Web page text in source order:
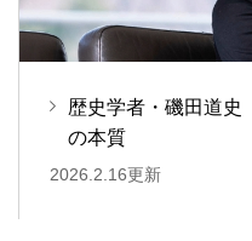
歴史学者・磯田道
の本質
2026.2.16更新